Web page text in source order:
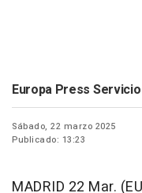
Europa Press
Sábado, 22 marzo 2025
Publicado: 13:23
MADRID 22 Mar.